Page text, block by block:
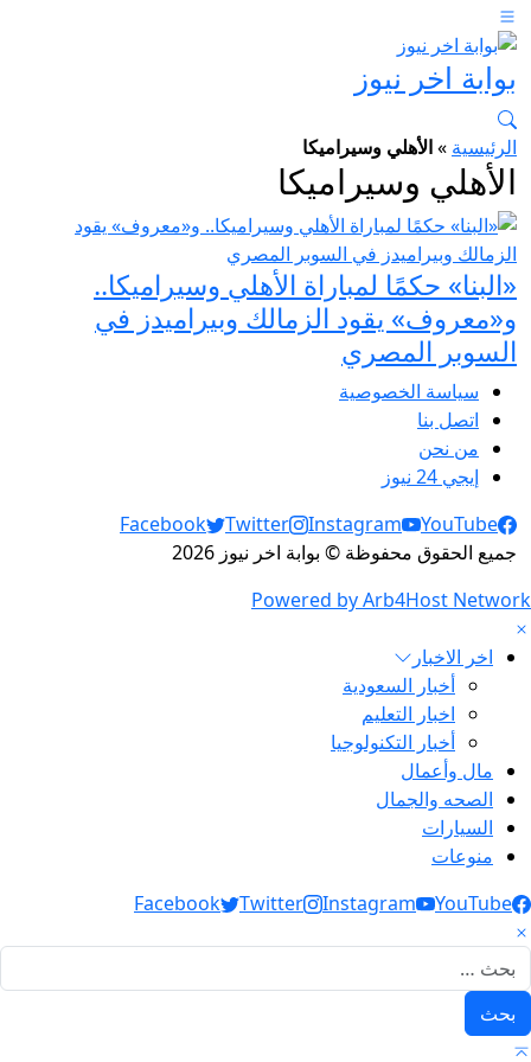
بوابة اخر نيوز
الرئيسية »الأهلي وسيراميكا
الأهلي وسيراميكا
«البنا» حكمًا لمباراة الأهلي وسيراميكا..
و«معروف» يقود الزمالك وبيراميدز في
السوبر المصري
سياسة الخصوصية
اتصل بنا
من نحن
إيجي 24 نيوز
Social Links
Facebook Twitter Instagram
YouTube
جميع الحقوق محفوظة © بوابة اخر نيوز 2026
Powered by Arb4Host Network
اخر الاخبار
أخبار السعودية
اخبار التعليم
أخبار التكنولوجيا
مال وأعمال
الصحه والجمال
السيارات
منوعات
Social Links
Facebook Twitter Instagram YouTube